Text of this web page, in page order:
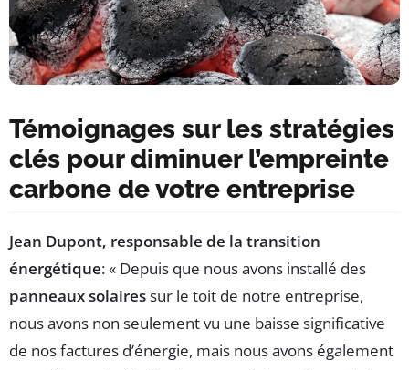
Témoignages sur les stratégies
clés pour diminuer l’empreinte
carbone de votre entreprise
Jean Dupont, responsable de la transition
énergétique: « Depuis que nous avons installé des
panneaux solairessur le toit de notre entreprise,
nous avons non seulement vu une baisse significative
de nos factures d’énergie, mais nous avons également